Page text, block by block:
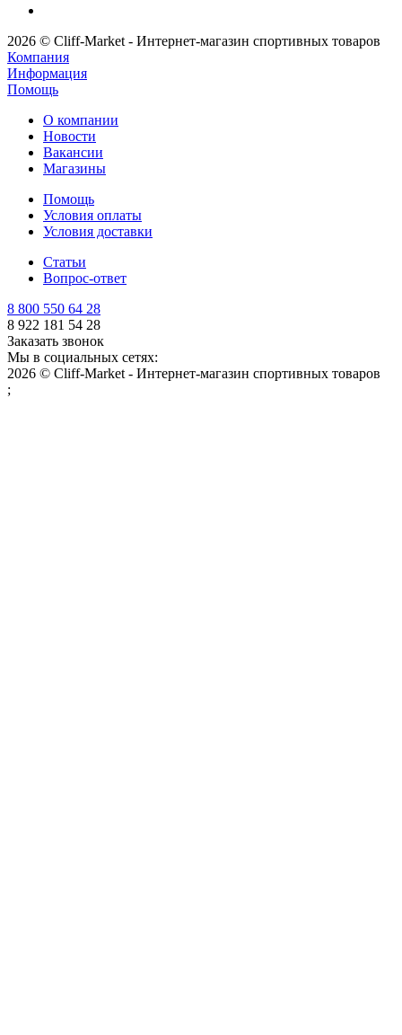
2026 © Cliff-Market - Интернет-магазин спортивных товаров
Компания
Информация
Помощь
О компании
Новости
Вакансии
Магазины
Помощь
Условия оплаты
Условия доставки
Статьи
Вопрос-ответ
8 800 550 64 28
8 922 181 54 28
Заказать звонок
Мы в социальных сетях:
2026 © Cliff-Market - Интернет-магазин спортивных товаров
;